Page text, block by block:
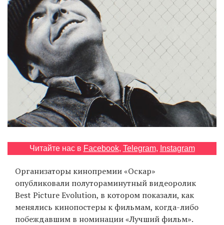
Читайте нас в Facebook, Telegram, Instagram
Организаторы кинопремии «Оскар»
опубликовали полутораминутный видеоролик
Best Picture Evolution, в котором показали, как
менялись кинопостеры к фильмам, когда-либо
побеждавшим в номинации «Лучший фильм».